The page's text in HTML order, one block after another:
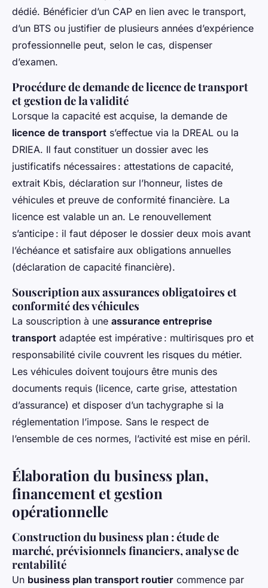
dédié. Bénéficier d’un CAP en lien avec le transport,
d’un BTS ou justifier de plusieurs années d’expérience
professionnelle peut, selon le cas, dispenser
d’examen.
Procédure de demande de licence de transport
et gestion de la validité
Lorsque la capacité est acquise, la demande de
licence de transport s’effectue via la DREAL ou la
DRIEA. Il faut constituer un dossier avec les
justificatifs nécessaires : attestations de capacité,
extrait Kbis, déclaration sur l’honneur, listes de
véhicules et preuve de conformité financière. La
licence est valable un an. Le renouvellement
s’anticipe : il faut déposer le dossier deux mois avant
l’échéance et satisfaire aux obligations annuelles
(déclaration de capacité financière).
Souscription aux assurances obligatoires et
conformité des véhicules
La souscription à une assurance entreprise
transport adaptée est impérative : multirisques pro et
responsabilité civile couvrent les risques du métier.
Les véhicules doivent toujours être munis des
documents requis (licence, carte grise, attestation
d’assurance) et disposer d’un tachygraphe si la
réglementation l’impose. Sans le respect de
l’ensemble de ces normes, l’activité est mise en péril.
Élaboration du business plan,
financement et gestion
opérationnelle
Construction du business plan : étude de
marché, prévisionnels financiers, analyse de
rentabilité
Un business plan transport routier commence par